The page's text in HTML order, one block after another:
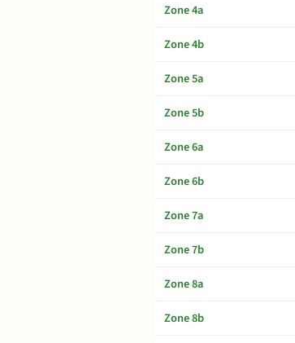
Zone 4a
Zone 4b
Zone 5a
Zone 5b
Zone 6a
Zone 6b
Zone 7a
Zone 7b
Zone 8a
Zone 8b